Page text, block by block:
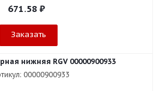
671.58₽
Заказать
нижняя RGV 00000900933
00000900933